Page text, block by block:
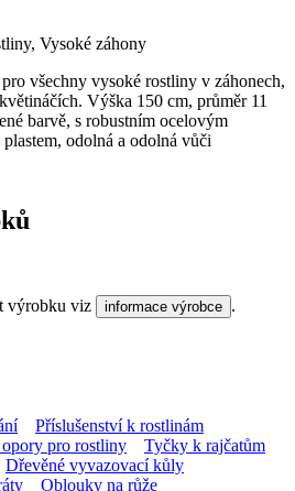
Vysoké záhony
všechny vysoké rostliny v záhonech,
Výška 150 cm, průměr 11
barvě, s robustním ocelovým
odolná a odolná vůči
výrobku viz informace výrobce .
Příslušenství k rostlinám
pro rostliny
Tyčky k rajčatům
Dřevěné vyvazovací kůly
Oblouky na růže